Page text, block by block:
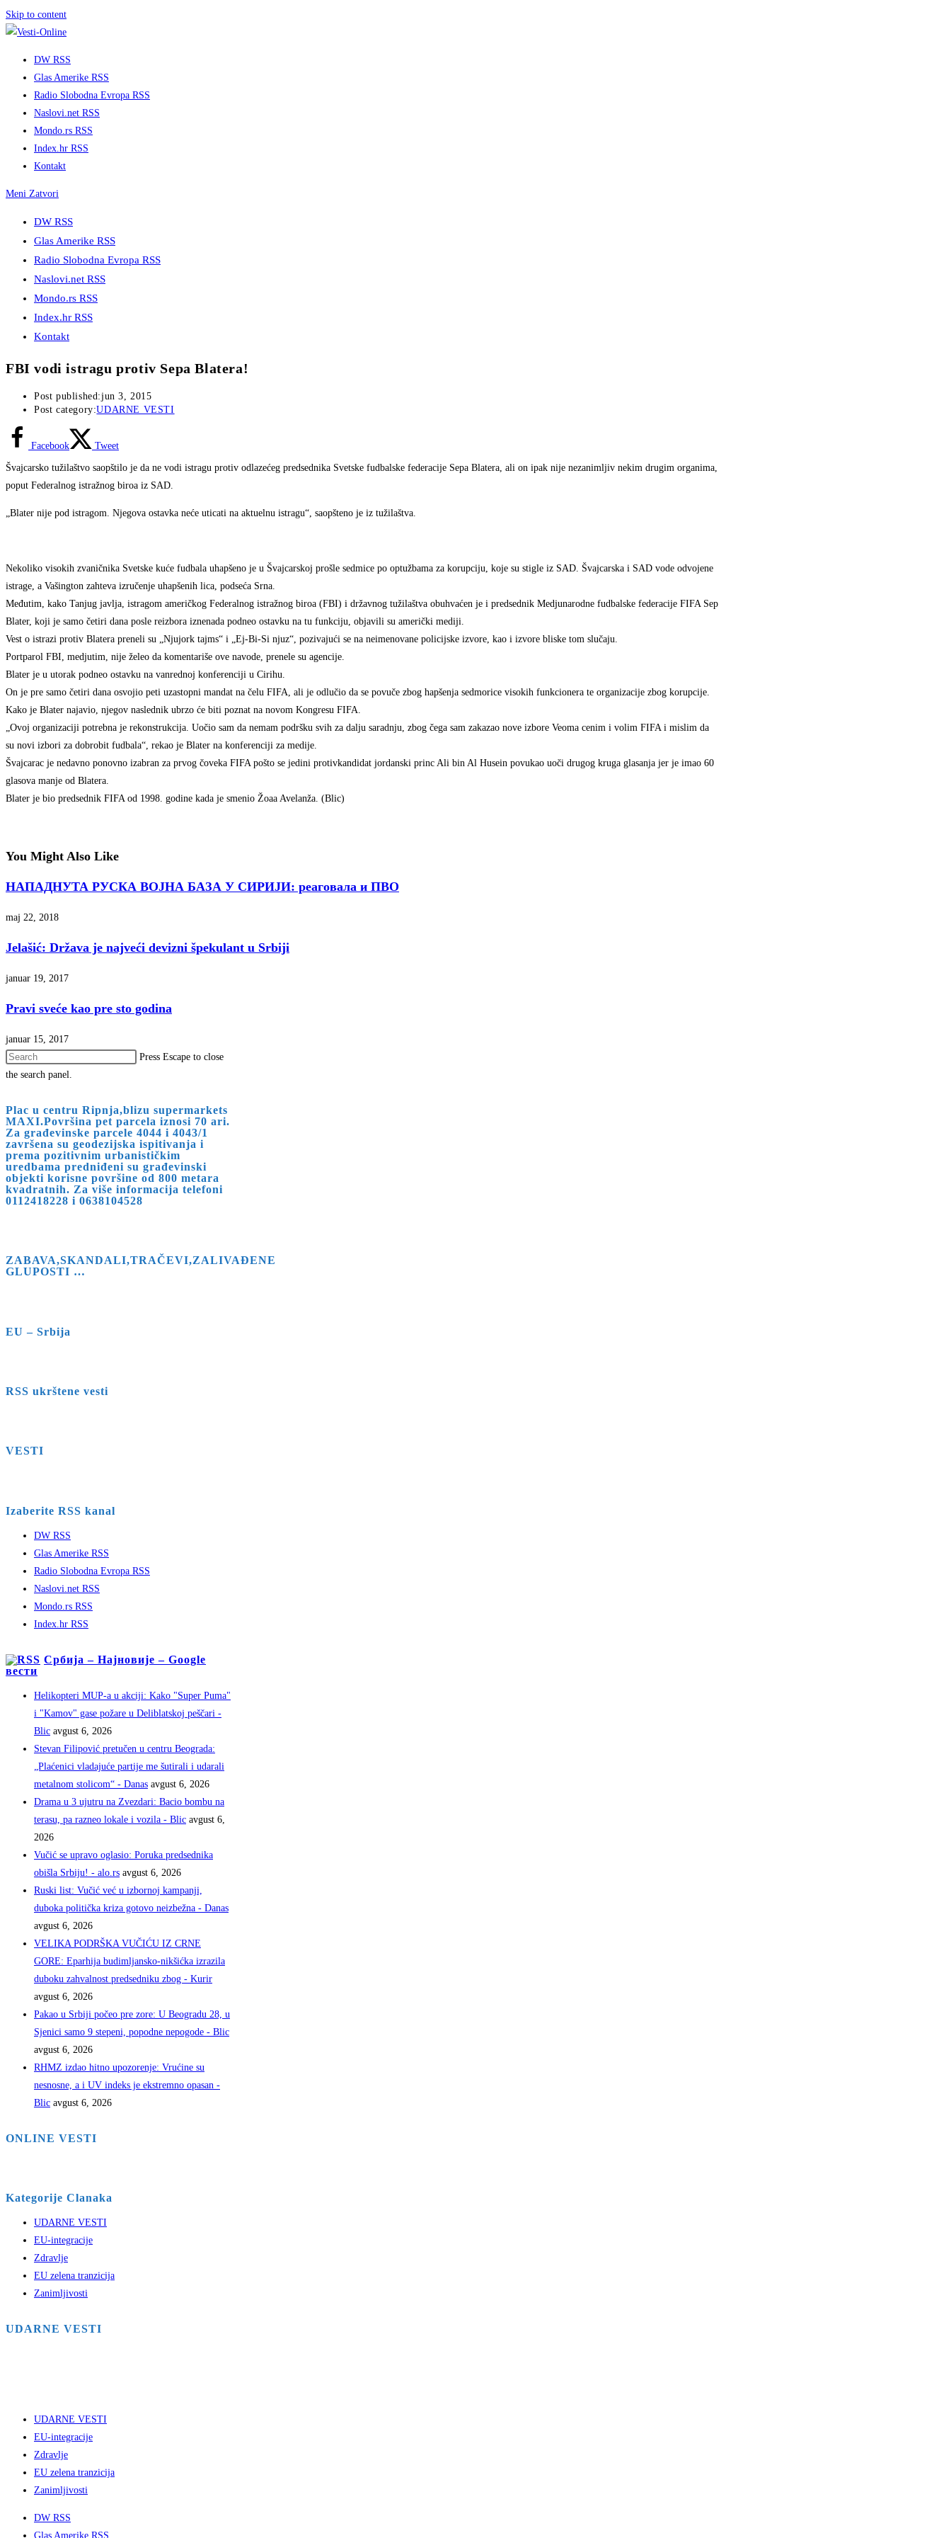
Skip to content
DW RSS
Glas Amerike RSS
Radio Slobodna Evropa RSS
Naslovi.net RSS
Mondo.rs RSS
Index.hr RSS
Kontakt
Meni Zatvori
DW RSS
Glas Amerike RSS
Radio Slobodna Evropa RSS
Naslovi.net RSS
Mondo.rs RSS
Index.hr RSS
Kontakt
FBI vodi istragu protiv Sepa Blatera!
Post published:jun 3, 2015
Post category:UDARNE VESTI
Facebook Tweet
Švajcarsko tužilaštvo saopštilo je da ne vodi istragu protiv odlazećeg predsednika Svetske fudbalske federacije Sepa Blatera, ali on ipak nije nezanimljiv nekim drugim organima,
poput Federalnog istražnog biroa iz SAD.
„Blater nije pod istragom. Njegova ostavka neće uticati na aktuelnu istragu“, saopšteno je iz tužilaštva.
Nekoliko visokih zvaničnika Svetske kuće fudbala uhapšeno je u Švajcarskoj prošle sedmice po optužbama za korupciju, koje su stigle iz SAD. Švajcarska i SAD vode odvojene
istrage, a Vašington zahteva izručenje uhapšenih lica, podseća Srna.
Međutim, kako Tanjug javlja, istragom američkog Federalnog istražnog biroa (FBI) i državnog tužilaštva obuhvaćen je i predsednik Medjunarodne fudbalske federacije FIFA Sep
Blater, koji je samo četiri dana posle reizbora iznenada podneo ostavku na tu funkciju, objavili su američki mediji.
Vest o istrazi protiv Blatera preneli su „Njujork tajms“ i „Ej-Bi-Si njuz“, pozivajući se na neimenovane policijske izvore, kao i izvore bliske tom slučaju.
Portparol FBI, medjutim, nije želeo da komentariše ove navode, prenele su agencije.
Blater je u utorak podneo ostavku na vanrednoj konferenciji u Cirihu.
On je pre samo četiri dana osvojio peti uzastopni mandat na čelu FIFA, ali je odlučio da se povuče zbog hapšenja sedmorice visokih funkcionera te organizacije zbog korupcije.
Kako je Blater najavio, njegov naslednik ubrzo će biti poznat na novom Kongresu FIFA.
„Ovoj organizaciji potrebna je rekonstrukcija. Uočio sam da nemam podršku svih za dalju saradnju, zbog čega sam zakazao nove izbore Veoma cenim i volim FIFA i mislim da
su novi izbori za dobrobit fudbala“, rekao je Blater na konferenciji za medije.
Švajcarac je nedavno ponovno izabran za prvog čoveka FIFA pošto se jedini protivkandidat jordanski princ Ali bin Al Husein povukao uoči drugog kruga glasanja jer je imao 60
glasova manje od Blatera.
Blater je bio predsednik FIFA od 1998. godine kada je smenio Žoaa Avelanža. (Blic)
You Might Also Like
НАПАДНУТА РУСКА ВОЈНА БАЗА У СИРИЈИ: реаговала и ПВО
maj 22, 2018
Jelašić: Država je najveći devizni špekulant u Srbiji
januar 19, 2017
Pravi sveće kao pre sto godina
januar 15, 2017
Press Escape to close
the search panel.
Plac u centru Ripnja,blizu supermarkets
MAXI.Površina pet parcela iznosi 70 ari.
Za građevinske parcele 4044 i 4043/1
završena su geodezijska ispitivanja i
prema pozitivnim urbanističkim
uredbama predniđeni su građevinski
objekti korisne površine od 800 metara
kvadratnih. Za više informacija telefoni
0112418228 i 0638104528
ZABAVA,SKANDALI,TRAČEVI,ZALIVAĐENE
GLUPOSTI …
EU – Srbija
RSS ukrštene vesti
VESTI
Izaberite RSS kanal
DW RSS
Glas Amerike RSS
Radio Slobodna Evropa RSS
Naslovi.net RSS
Mondo.rs RSS
Index.hr RSS
Србија – Најновије – Google
вести
Helikopteri MUP-a u akciji: Kako "Super Puma"
i "Kamov" gase požare u Deliblatskoj peščari -
Blic avgust 6, 2026
Stevan Filipović pretučen u centru Beograda:
„Plaćenici vladajuće partije me šutirali i udarali
metalnom stolicom“ - Danas avgust 6, 2026
Drama u 3 ujutru na Zvezdari: Bacio bombu na
terasu, pa razneo lokale i vozila - Blic avgust 6,
2026
Vučić se upravo oglasio: Poruka predsednika
obišla Srbiju! - alo.rs avgust 6, 2026
Ruski list: Vučić već u izbornoj kampanji,
duboka politička kriza gotovo neizbežna - Danas
avgust 6, 2026
VELIKA PODRŠKA VUČIĆU IZ CRNE
GORE: Eparhija budimljansko-nikšićka izrazila
duboku zahvalnost predsedniku zbog - Kurir
avgust 6, 2026
Pakao u Srbiji počeo pre zore: U Beogradu 28, u
Sjenici samo 9 stepeni, popodne nepogode - Blic
avgust 6, 2026
RHMZ izdao hitno upozorenje: Vrućine su
nesnosne, a i UV indeks je ekstremno opasan -
Blic avgust 6, 2026
ONLINE VESTI
Kategorije Clanaka
UDARNE VESTI
EU-integracije
Zdravlje
EU zelena tranzicija
Zanimljivosti
UDARNE VESTI
UDARNE VESTI
EU-integracije
Zdravlje
EU zelena tranzicija
Zanimljivosti
DW RSS
Glas Amerike RSS